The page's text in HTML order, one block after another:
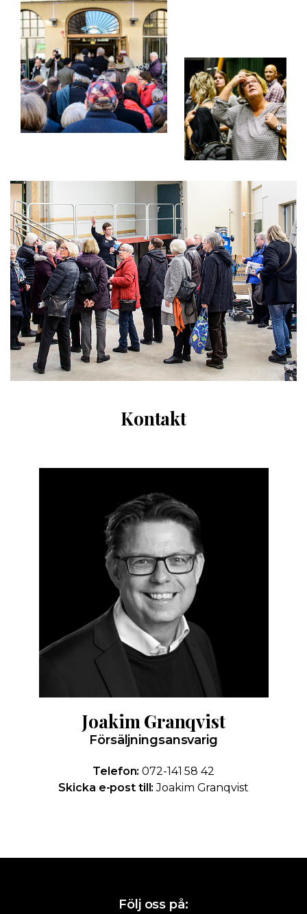
Kontakt
Joakim Granqvist
Försäljningsansvarig
Telefon:072-141 58 42
Skicka e-post till: Joakim Granqvist
Följ oss på: